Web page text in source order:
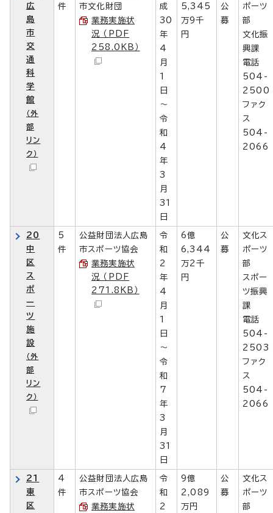
広
島
市
交
通
科
学
館
（外
部
リン
ク）
件
市文化財団
業務実施状
況 （PDF
258.0KB）
成
30
年
4
月
1
日
～
令
和
4
年
3
月
31
日
5,345
万9千
円
公
募
ポーツ
部
文化振
興課
電話
504-
2500
ファク
ス
504-
2066
20
中
区
ス
ポ
ー
ツ
施
設
（外
部
リン
ク）
5
件
公益財団法人広島
市スポーツ協会
業務実施状
況 （PDF
271.8KB）
令
和
2
年
4
月
1
日
～
令
和
7
年
3
月
31
日
6億
6,344
万2千
円
公
募
文化ス
ポーツ
部
スポー
ツ振興
課
電話
504-
2503
ファク
ス
504-
2066
21
東
区
4
件
公益財団法人広島
市スポーツ協会
業務実施状
令
和
2
9億
2,089
万円
公
募
文化ス
ポーツ
部